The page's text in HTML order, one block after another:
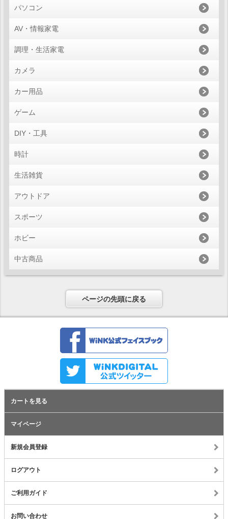
パソコン
AV・情報家電
調理・生活家電
カメラ
カー用品
ゲーム
DIY・工具
時計
生活雑貨
アウトドア
スポーツ
ホビー
中古商品
ページの先頭に戻る
カートを見る
マイページ
新規会員登録
ログアウト
ご利用ガイド
お問い合わせ